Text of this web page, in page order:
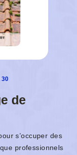
30
de
s’occuper des
professionnels